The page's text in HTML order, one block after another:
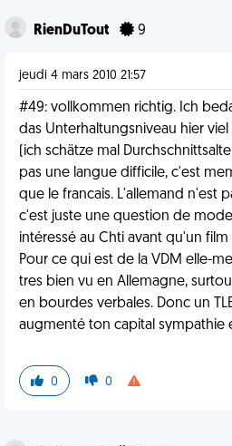
RienDuTout 9
jeudi 4 mars 2010 21:57
#49: vollkommen richtig. Ich
das Unterhaltungsniveau hier
(ich schätze mal
pas une langue difficile, c'est
que le francais. L'allemand n'est
c'est juste une question de
intéressé au Chti avant qu'un
Pour ce qui est de la VDM elle-
tres bien vu en Allemagne,
en bourdes verbales. Donc un
augmenté ton capital sympathie
0 0